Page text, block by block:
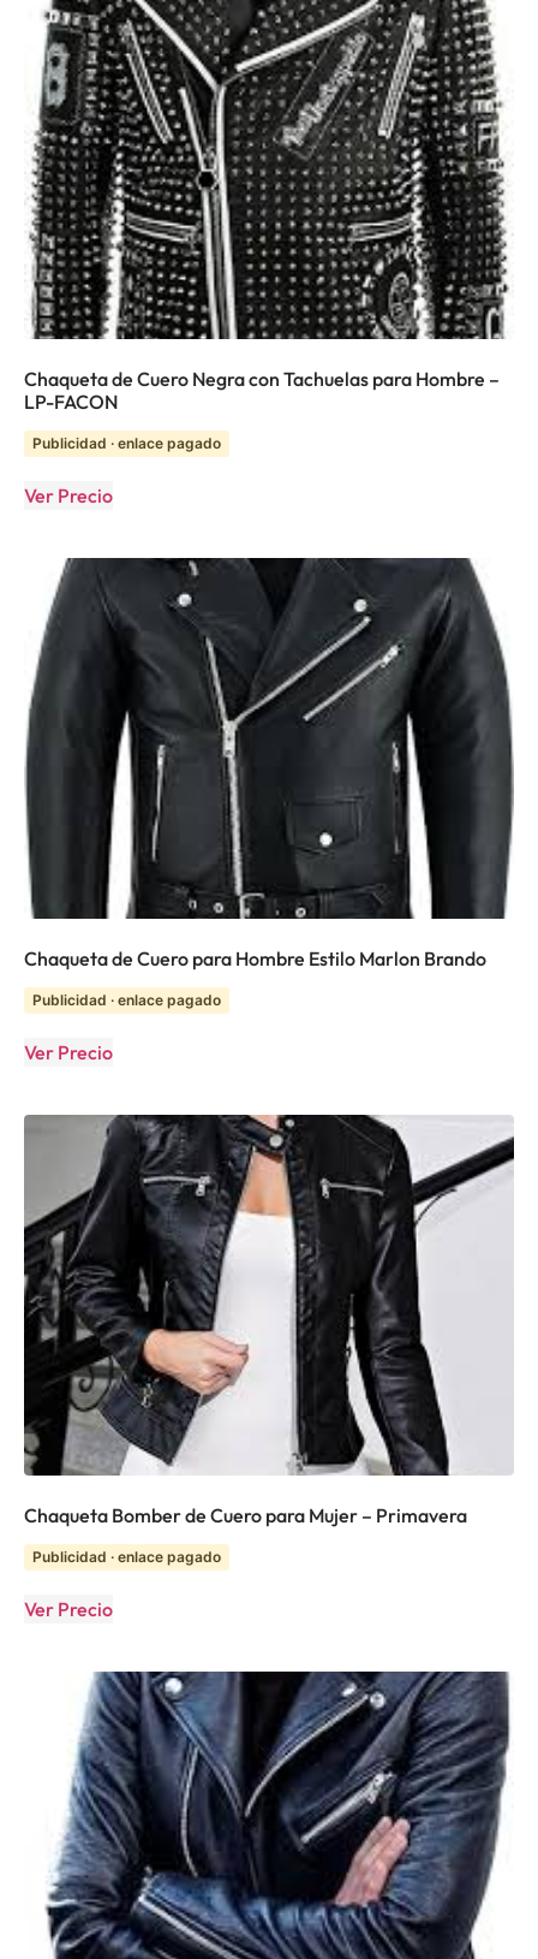
Chaqueta de Cuero Negra con Tachuelas para Hombre –
LP-FACON
Publicidad · enlace pagado
Ver Precio
Chaqueta de Cuero para Hombre Estilo Marlon Brando
Publicidad · enlace pagado
Ver Precio
Chaqueta Bomber de Cuero para Mujer – Primavera
Publicidad · enlace pagado
Ver Precio